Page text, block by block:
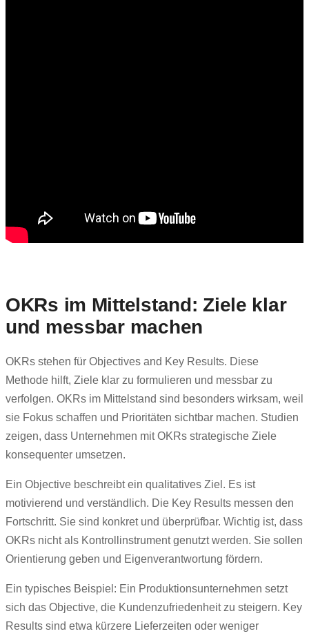
OKRs im Mittelstand: Ziele klar
und messbar machen
OKRs stehen für Objectives and Key Results. Diese
Methode hilft, Ziele klar zu formulieren und messbar zu
verfolgen. OKRs im Mittelstand sind besonders wirksam, weil
sie Fokus schaffen und Prioritäten sichtbar machen. Studien
zeigen, dass Unternehmen mit OKRs strategische Ziele
konsequenter umsetzen.
Ein Objective beschreibt ein qualitatives Ziel. Es ist
motivierend und verständlich. Die Key Results messen den
Fortschritt. Sie sind konkret und überprüfbar. Wichtig ist, dass
OKRs nicht als Kontrollinstrument genutzt werden. Sie sollen
Orientierung geben und Eigenverantwortung fördern.
Ein typisches Beispiel: Ein Produktionsunternehmen setzt
sich das Objective, die Kundenzufriedenheit zu steigern. Key
Results sind etwa kürzere Lieferzeiten oder weniger